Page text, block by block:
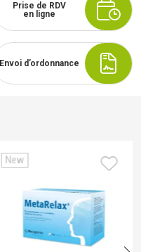
Prise de RDV
en ligne
Envoi d’ordonnance
New